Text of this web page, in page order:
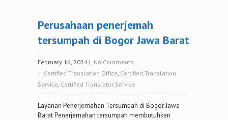
Perusahaan penerjemah
tersumpah di Bogor Jawa Barat
February 16, 2024 | No Comments
| Certified Translation Office, Certified Translation
Service, Certified Translator Service
Layanan Penerjemahan Tersumpah di Bogor Jawa
Barat Penerjemahan tersumpah membutuhkan